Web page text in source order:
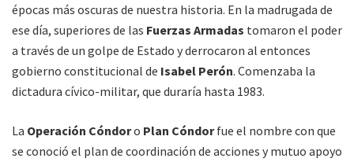
épocas más oscuras de nuestra historia. En la madrugada de
ese día, superiores de las Fuerzas Armadas tomaron el poder
a través de un golpe de Estado y derrocaron al entonces
gobierno constitucional de Isabel Perón. Comenzaba la
dictadura cívico-militar, que duraría hasta 1983.
La Operación Cóndoro Plan Cóndorfue el nombre con que
se conoció el plan de coordinación de acciones y mutuo apoyo